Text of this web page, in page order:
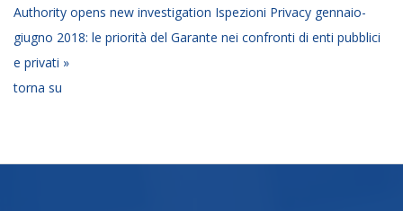
Authority opens new investigation Ispezioni Privacy gennaio-
giugno 2018: le priorità del Garante nei confronti di enti pubblici
e privati »
torna su